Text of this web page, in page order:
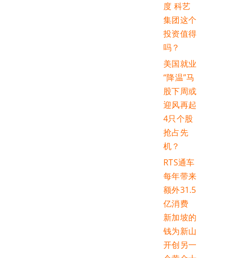
度 科艺
集团这个
投资值得
吗？
美国就业
“降温”马
股下周或
迎风再起
4只个股
抢占先
机？
RTS通车
每年带来
额外31.5
亿消费
新加坡的
钱为新山
开创另一